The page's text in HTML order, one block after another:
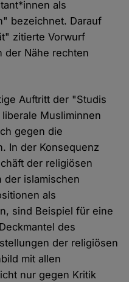
als
bezeichnet. Darauf
zitierte Vorwurf
der Nähe rechten
Auftritt der "Studis
Musliminnen
gegen die
In der Konsequenz
der religiösen
der islamischen
als
sind Beispiel für eine
des
der religiösen
mit allen
nur gegen Kritik